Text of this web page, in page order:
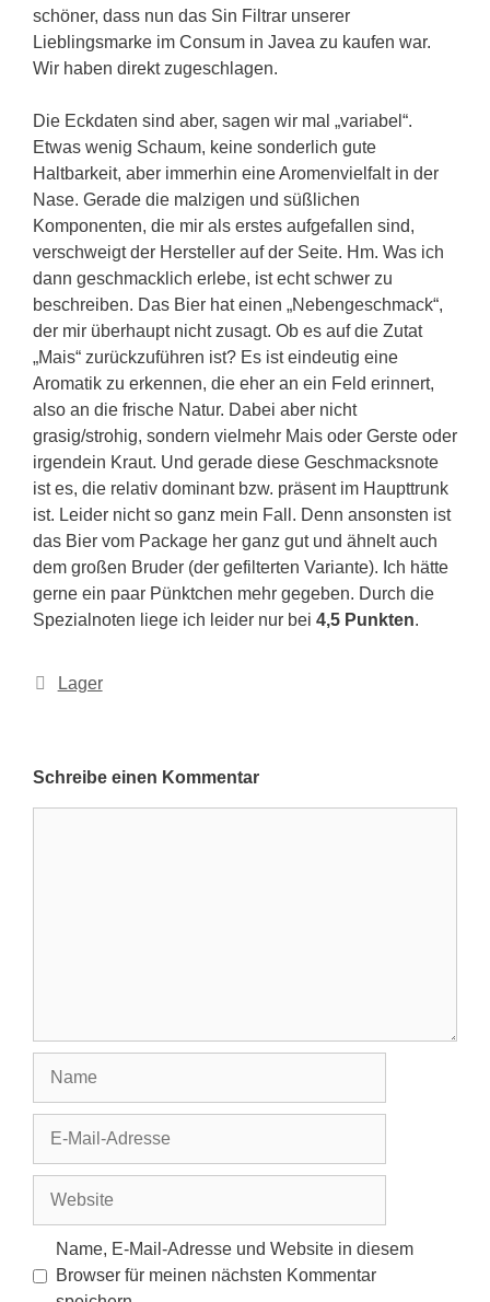
schöner, dass nun das Sin Filtrar unserer
Lieblingsmarke im Consum in Javea zu kaufen war.
Wir haben direkt zugeschlagen.
Die Eckdaten sind aber, sagen wir mal „variabel“.
Etwas wenig Schaum, keine sonderlich gute
Haltbarkeit, aber immerhin eine Aromenvielfalt in der
Nase. Gerade die malzigen und süßlichen
Komponenten, die mir als erstes aufgefallen sind,
verschweigt der Hersteller auf der Seite. Hm. Was ich
dann geschmacklich erlebe, ist echt schwer zu
beschreiben. Das Bier hat einen „Nebengeschmack“,
der mir überhaupt nicht zusagt. Ob es auf die Zutat
„Mais“ zurückzuführen ist? Es ist eindeutig eine
Aromatik zu erkennen, die eher an ein Feld erinnert,
also an die frische Natur. Dabei aber nicht
grasig/strohig, sondern vielmehr Mais oder Gerste oder
irgendein Kraut. Und gerade diese Geschmacksnote
ist es, die relativ dominant bzw. präsent im Haupttrunk
ist. Leider nicht so ganz mein Fall. Denn ansonsten ist
das Bier vom Package her ganz gut und ähnelt auch
dem großen Bruder (der gefilterten Variante). Ich hätte
gerne ein paar Pünktchen mehr gegeben. Durch die
Spezialnoten liege ich leider nur bei 4,5 Punkten.
Kategorien
Lager
Schreibe einen Kommentar
Adresse
Name, E-Mail-Adresse und Website in diesem
Browser für meinen nächsten Kommentar